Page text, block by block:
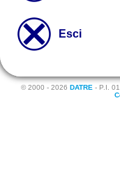
Esci
© 2000 - 2026 DATRE - P.I.